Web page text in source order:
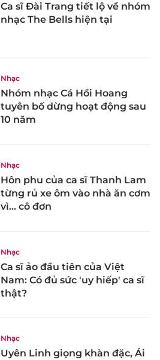
Ca sĩ Đài Trang tiết lộ về nhóm
nhạc The Bells hiện tại
Nhạc
Nhóm nhạc Cá Hồi Hoang
tuyên bố dừng hoạt động sau
10 năm
Nhạc
Hôn phu của ca sĩ Thanh Lam
từng rủ xe ôm vào nhà ăn cơm
vì... cô đơn
Nhạc
Ca sĩ ảo đầu tiên của Việt
Nam: Có đủ sức 'uy hiếp' ca sĩ
thật?
Nhạc
Uyên Linh giọng khàn đặc, Ái